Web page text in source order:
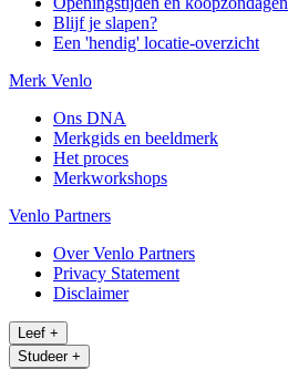
Blijf je slapen?
Een 'hendig' locatie-overzicht
Merk Venlo
Ons DNA
Merkgids en beeldmerk
Het proces
Merkworkshops
Venlo Partners
Over Venlo Partners
Privacy Statement
Disclaimer
Leef +
Studeer +